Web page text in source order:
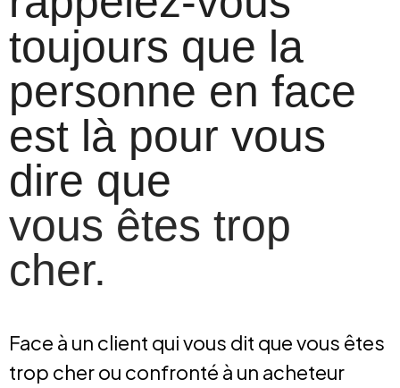
toujours que la
personne en face
est là pour vous
dire que
vous êtes trop
cher.
Face à un client qui vous dit que vous êtes
trop cher ou confronté à un acheteur